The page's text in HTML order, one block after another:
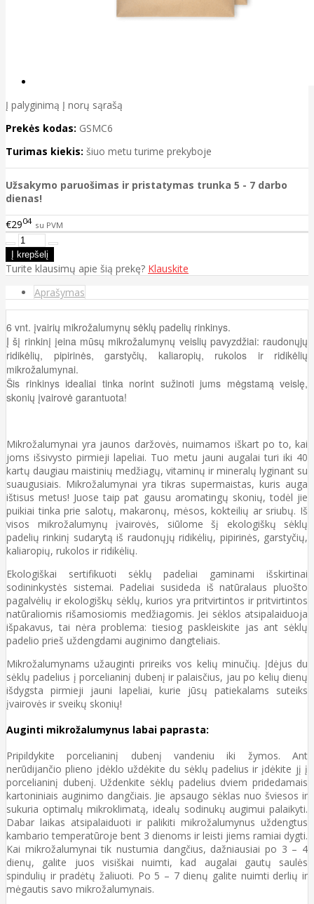
Į palyginimą Į norų sąrašą
Prekės kodas: GSMC6
Turimas kiekis: šiuo metu turime prekyboje
Užsakymo paruošimas ir pristatymas trunka 5 - 7 darbo
dienas!
€2904 su PVM
Turite klausimų apie šią prekę? Klauskite
Aprašymas
6 vnt. įvairių mikrožalumynų sėklų padelių rinkinys.
Į šį rinkinį įeina mūsų mikrožalumynų veislių pavyzdžiai: raudonųjų
ridikėlių, pipirinės, garstyčių, kaliaropių, rukolos ir ridikėlių
mikrožalumynai.
Šis rinkinys idealiai tinka norint sužinoti jums mėgstamą veislę,
skonių įvairovė garantuota!
Mikrožalumynai yra jaunos daržovės, nuimamos iškart po to, kai
joms išsivysto pirmieji lapeliai. Tuo metu jauni augalai turi iki 40
kartų daugiau maistinių medžiagų, vitaminų ir mineralų lyginant su
suaugusiais. Mikrožalumynai yra tikras supermaistas, kuris auga
ištisus metus! Juose taip pat gausu aromatingų skonių, todėl jie
puikiai tinka prie salotų, makaronų, mėsos, kokteilių ar sriubų. Iš
visos mikrožalumynų įvairovės, siūlome šį ekologiškų sėklų
padelių rinkinį sudarytą iš raudonųjų ridikėlių, pipirinės, garstyčių,
kaliaropių, rukolos ir ridikėlių.
Ekologiškai sertifikuoti sėklų padeliai gaminami išskirtinai
sodininkystės sistemai. Padeliai susideda iš natūralaus pluošto
pagalvėlių ir ekologiškų sėklų, kurios yra pritvirtintos ir pritvirtintos
natūraliomis rišamosiomis medžiagomis. Jei sėklos atsipalaiduoja
išpakavus, tai nėra problema: tiesiog paskleiskite jas ant sėklų
padelio prieš uždengdami auginimo dangteliais.
Mikrožalumynams užauginti prireiks vos kelių minučių. Įdėjus du
sėklų padelius į porcelianinį dubenį ir palaisčius, jau po kelių dienų
išdygsta pirmieji jauni lapeliai, kurie jūsų patiekalams suteiks
įvairovės ir sveikų skonių!
Auginti mikrožalumynus labai paprasta:
Pripildykite porcelianinį dubenį vandeniu iki žymos. Ant
nerūdijančio plieno įdėklo uždėkite du sėklų padelius ir įdėkite jį į
porcelianinį dubenį. Uždenkite sėklų padelius dviem pridedamais
kartoniniais auginimo dangčiais. Jie apsaugo sėklas nuo šviesos ir
sukuria optimalų mikroklimatą, idealų sodinukų augimui palaikyti.
Dabar laikas atsipalaiduoti ir palikiti mikrožalumynus uždengtus
kambario temperatūroje bent 3 dienoms ir leisti jiems ramiai dygti.
Kai mikrožalumynai tik nustumia dangčius, dažniausiai po 3 – 4
dienų, galite juos visiškai nuimti, kad augalai gautų saulės
spindulių ir pradėtų žaliuoti. Po 5 – 7 dienų galite nuimti derlių ir
mėgautis savo mikrožalumynais.